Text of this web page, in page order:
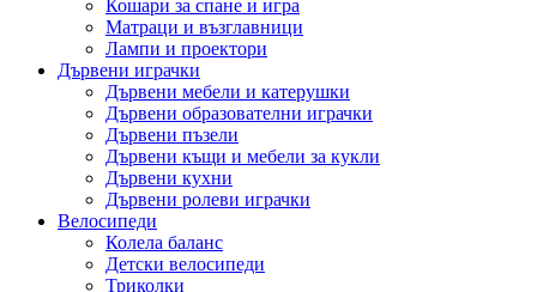
Кошари за спане и игра
Матраци и възглавници
Лампи и проектори
Дървени играчки
Дървени мебели и катерушки
Дървени образователни играчки
Дървени пъзели
Дървени къщи и мебели за кукли
Дървени кухни
Дървени ролеви играчки
Велосипеди
Колела баланс
Детски велосипеди
Триколки